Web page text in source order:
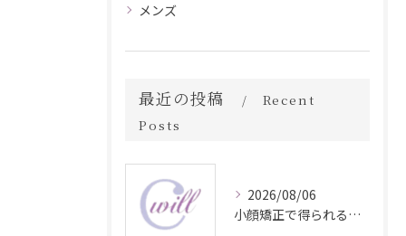
メンズ
最近の投稿
Recent
Posts
2026/08/06
小顔矯正で得られる顔変化の科学的効果